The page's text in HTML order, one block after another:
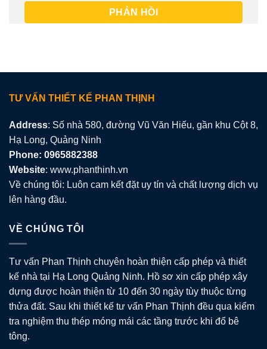
TƯ VẤN THIẾT KẾ PHAN THỊNH
Address: Số nhà 580, đường Vũ Văn Hiếu, gần khu Cột 8,
Hạ Long, Quảng Ninh
Phone: 0965882388
Website: www.phanthinh.vn
Về chúng tôi: Luôn cam kết đặt uy tín và chất lượng dịch vụ
lên hàng đầu.
VỀ CHÚNG TÔI
Tư vấn Phan Thịnh chuyên hoàn thiện cấp phép và thiết
kế nhà tại Hạ Long Quảng Ninh. Hồ sơ xin cấp phép xây
dựng được hoàn thiện từ 10 đến 30 ngày tùy thuộc từng
thửa đất. Sau khi thiết kế tư vấn Phan Thịnh đều qua kiểm
tra nghiệm thu thép móng mái các tầng trước khi đổ bê
tông.